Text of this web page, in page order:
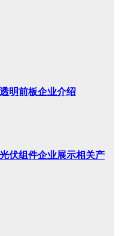
明前板企业介绍
伏组件企业展示相关产